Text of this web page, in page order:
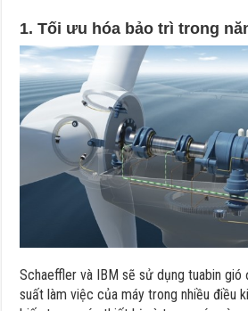
1. Tối ưu hóa bảo trì trong
Schaeffler và IBM sẽ sử dụng tuabin gió
suất làm việc của máy trong nhiều điều